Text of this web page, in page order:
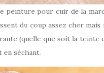
peinture pour cuir de la
du coup assez cher
(quelle que soit la teinte
en séchant.